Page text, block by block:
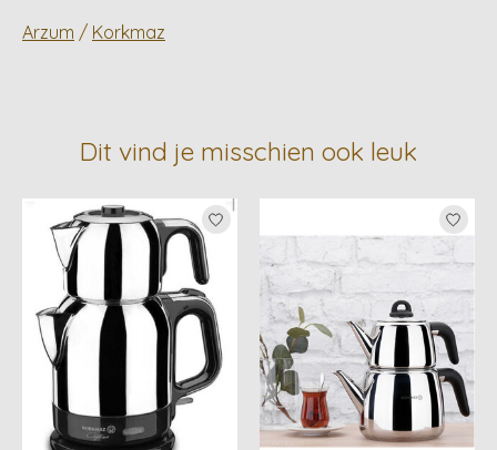
Arzum / Korkmaz
Dit vind je misschien ook leuk
Items van productcarrousel